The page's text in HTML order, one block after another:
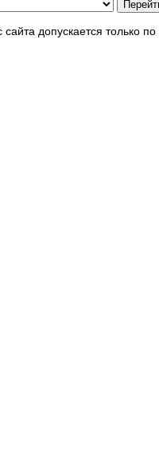
допускается только